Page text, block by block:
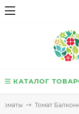
КАТАЛОГ
Томаты Томат